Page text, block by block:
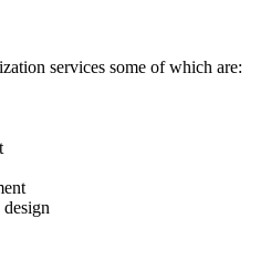
services some of which are: